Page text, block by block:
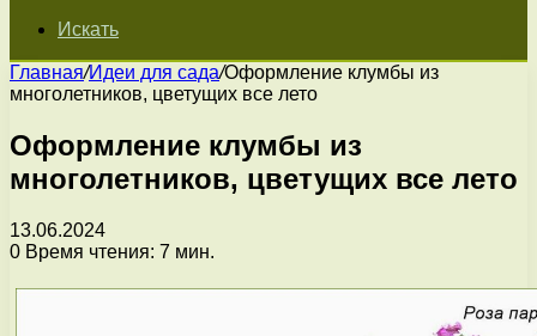
Искать
Главная/Идеи для сада/Оформление клумбы из
многолетников, цветущих все лето
Оформление клумбы из
многолетников, цветущих все лето
13.06.2024
0 Время чтения: 7 мин.